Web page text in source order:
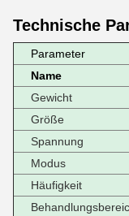
Technische
Parameter
Name
Gewicht
Größe
Spannung
Modus
Häufigkeit